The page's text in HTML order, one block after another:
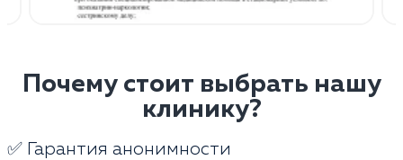
Почему стоит выбрать нашу
клинику?
✅ Гарантия анонимности